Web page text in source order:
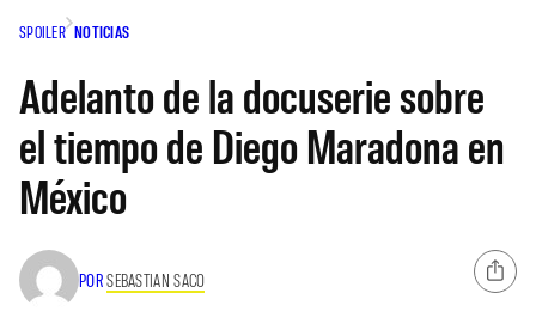
SPOILER NOTICIAS
Adelanto de la docuserie sobre
el tiempo de Diego Maradona en
México
PORSEBASTIAN SACO